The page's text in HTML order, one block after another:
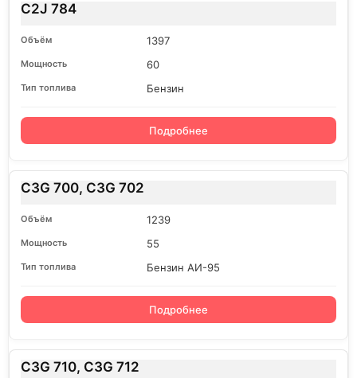
C2J 784
1397
60
Бензин
Подробнее
C3G 700, C3G 702
1239
55
Бензин АИ-95
Подробнее
C3G 710, C3G 712